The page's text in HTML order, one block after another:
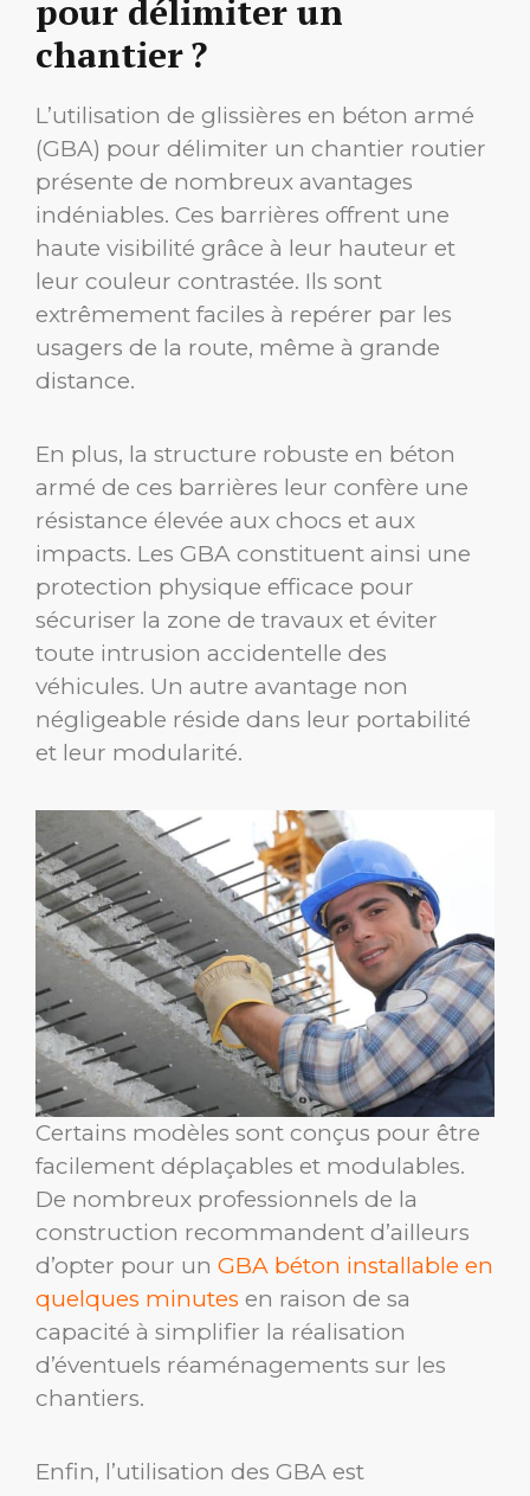
pour délimiter un
chantier ?
L’utilisation de glissières en béton armé
(GBA) pour délimiter un chantier routier
présente de nombreux avantages
indéniables. Ces barrières offrent une
haute visibilité grâce à leur hauteur et
leur couleur contrastée. Ils sont
extrêmement faciles à repérer par les
usagers de la route, même à grande
distance.
En plus, la structure robuste en béton
armé de ces barrières leur confère une
résistance élevée aux chocs et aux
impacts. Les GBA constituent ainsi une
protection physique efficace pour
sécuriser la zone de travaux et éviter
toute intrusion accidentelle des
véhicules. Un autre avantage non
négligeable réside dans leur portabilité
et leur modularité.
Certains modèles sont conçus pour être
facilement déplaçables et modulables.
De nombreux professionnels de la
construction recommandent d’ailleurs
d’opter pour un GBA béton installable en
quelques minutes en raison de sa
capacité à simplifier la réalisation
d’éventuels réaménagements sur les
chantiers.
Enfin, l’utilisation des GBA est